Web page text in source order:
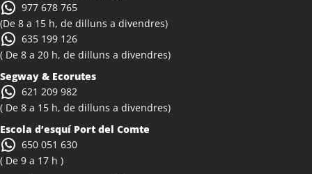
Activitats Família Amics Albinyana
Colònies Escolars Albinyana
Activitats Teambuilding Empreses Albiol
Activitats Família Amics Albiol
Colònies Escolars Albiol
Activitats Teambuilding Empreses Albocàsser
Colònies Escolars Albocàsser
Activitats Teambuilding Empreses Albons
977 678 765
(De 8 a 15 h, de dilluns a divendres)
635 199 126
( De 8 a 20 h, de dilluns a divendres)
Segway & Ecorutes
621 209 982
( De 8 a 15 h, de dilluns a divendres)
Escola d’esquí Port del Comte
650 051 630
( De 9 a 17 h )